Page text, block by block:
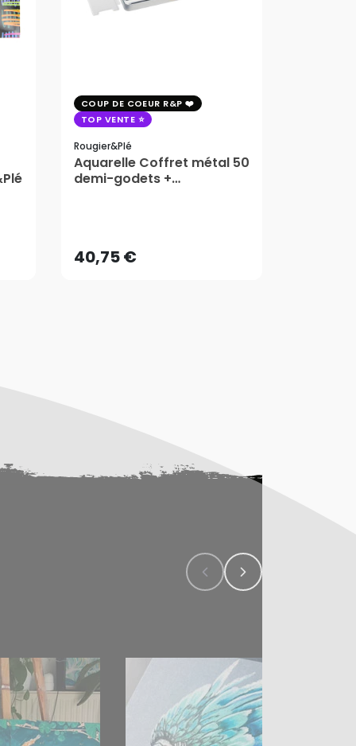
COUP DE COEUR R&P
TOP VENTE
Rougier&plé
Aquarelle Coffret métal 50
demi-godets +
40,75 €AJOUTER AU PANIER